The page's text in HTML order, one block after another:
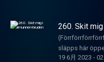
du höra alla
kommer kan du
här: https://
Registrera dig
gången p.g.a.
körs Gammal
gammal men
god väg att
Synden 2.0.
episka 2024
muthaphukkin
on tha hours
lösningar på
Prinizzle
på lösningen.
260. Skit
släpps här
därute) Här har
19 6月 2023 -